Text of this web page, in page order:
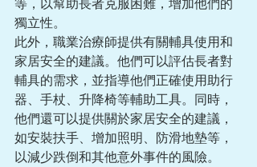
獨立性。
此外，職業治療師提供有關輔具使用和
家居安全的建議。他們可以評估長者對
輔具的需求，並指導他們正確使用助行
器、手杖、升降椅等輔助工具。同時，
他們還可以提供關於家居安全的建議，
如安裝扶手、增加照明、防滑地墊等，
以減少跌倒和其他意外事件的風險。